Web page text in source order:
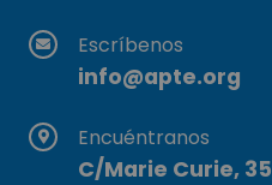
Escríbenos
info@apte.org
Encuéntranos
C/Marie Curie, 35